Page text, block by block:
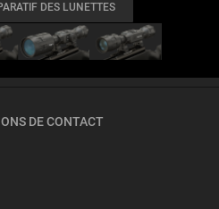
DES LUNETTES
DE CONTACT